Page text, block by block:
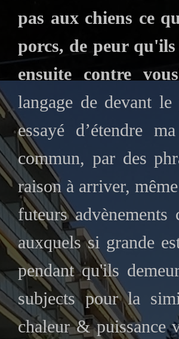
pas aux chiens ce
porcs, de peur
ensuite contre vous
langage de devant
essayé d’étendre
commun, par des
raison à arriver,
futeurs
auxquels si grande
pendant qu'ils
subjects pour la
chaleur & puissance